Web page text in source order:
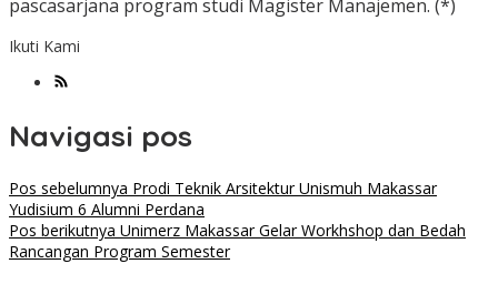
pascasarjana program studi Magister Manajemen. (*)
Ikuti Kami
Navigasi pos
Pos sebelumnya Prodi Teknik Arsitektur Unismuh Makassar
Yudisium 6 Alumni Perdana
Pos berikutnya Unimerz Makassar Gelar Workhshop dan Bedah
Rancangan Program Semester